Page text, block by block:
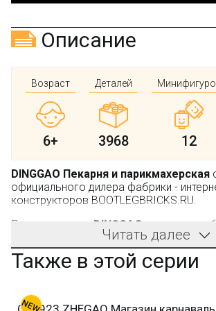
Описание
Возраст
6+
Деталей
3968 12
DINGGAO Пекарня и парикмахерская
официального дилера фабрики -
конструкторов BOOTLEGBRICKS.RU.
Производитель: DINGGAO
, не является
Используя детали этого набора
пекарню и парикмахерскую. Конечно,
интересное соседство совершенно
встречается и в реальной жизни. Как
Читать далее
Также в этой серии